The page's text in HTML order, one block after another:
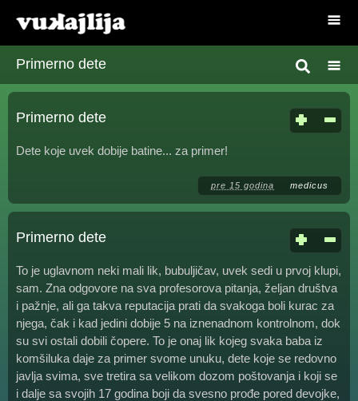
Primerno dete
Primerno dete
Dete koje uvek dobije batine... za primer!
pre 15 godina medicus
Primerno dete
To je uglavnom neki mali lik, bubuljičav, uvek sedi u prvoj klupi,
sam. Zna odgovore na sva profesorova pitanja, željan društva
i pažnje, ali ga takva reputacija prati da svakoga boli kurac za
njega, čak i kad jedini dobije 5 na iznenadnom kontrolnom, dok
su svi ostali dobili čopere. To je onaj lik kojeg svaka baba iz
komšiluka daje za primer svome unuku, dete koje se redovno
javlja svima, sve tretira sa velikom dozom poštovanja i koji se
i dalje sa svojih 17 godina boji da svesno prođe pored devojke,